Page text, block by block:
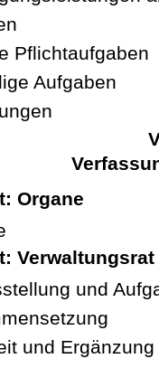
Pflichtaufgaben
Aufgaben
Organe
Verwaltungsrat
und
und Ergänzung